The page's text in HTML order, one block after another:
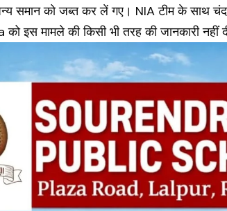
समान को जब्त कर लें गए। NIA टीम के साथ
इस मामले की किसी भी तरह की जानकारी नहीं